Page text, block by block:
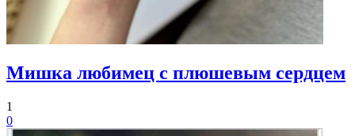
Мишка любимец с плюшевым сердцем
1
0